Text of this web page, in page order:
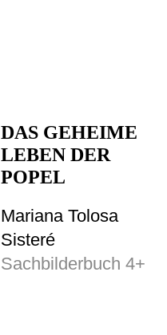
DAS GEHEIME
LEBEN DER
POPEL
Mariana Tolosa
Sisteré
Sachbilderbuch 4+